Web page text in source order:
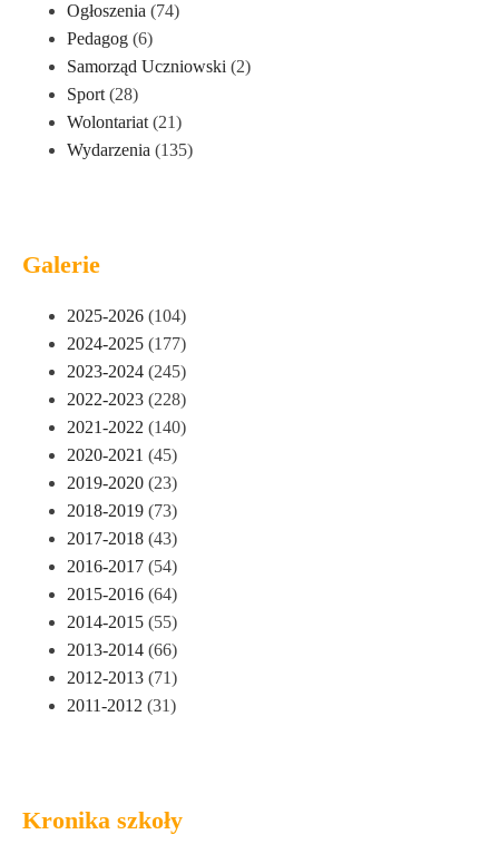
Ogłoszenia (74)
Pedagog (6)
Samorząd Uczniowski (2)
Sport (28)
Wolontariat (21)
Wydarzenia (135)
Galerie
2025-2026 (104)
2024-2025 (177)
2023-2024 (245)
2022-2023 (228)
2021-2022 (140)
2020-2021 (45)
2019-2020 (23)
2018-2019 (73)
2017-2018 (43)
2016-2017 (54)
2015-2016 (64)
2014-2015 (55)
2013-2014 (66)
2012-2013 (71)
2011-2012 (31)
Kronika szkoły